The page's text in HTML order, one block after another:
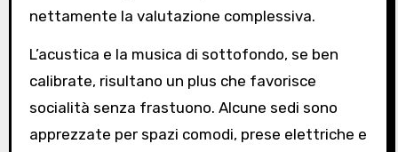
nettamente la valutazione complessiva.
L’acustica e la musica di sottofondo, se ben
calibrate, risultano un plus che favorisce
socialità senza frastuono. Alcune sedi sono
apprezzate per spazi comodi, prese elettriche e